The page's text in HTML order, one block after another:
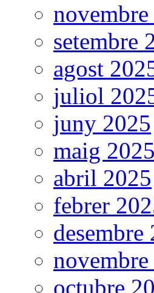
setembre
agost
juliol
juny 2025
maig 2025
abril 2025
febrer
desembre
octubre